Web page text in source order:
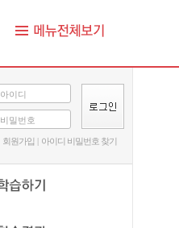
아이디
비밀번호
회원가입 | 아이디 비밀번호 찾기